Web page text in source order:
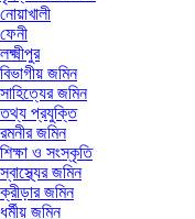
নোয়াখালী
ফেনী
লক্ষ্মীপুর
বিভাগীয় জমিন
সাহিত্যের জমিন
তথ্য প্রযুক্তি
রমনীর জমিন
শিক্ষা ও সংস্কৃতি
স্বাস্থ্যের জমিন
ক্রীড়ার জমিন
ধর্মীয় জমিন